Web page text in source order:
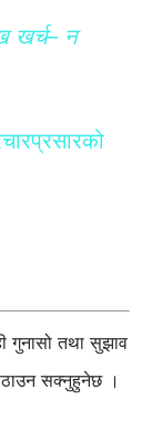
खर्च– न
गुनासो तथा सुझाव
सक्नुहुनेछ ।